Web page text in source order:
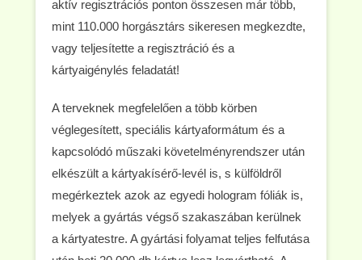
aktív regisztrációs ponton összesen már több,
mint 110.000 horgásztárs sikeresen megkezdte,
vagy teljesítette a regisztráció és a
kártyaigénylés feladatát!
A terveknek megfelelően a több körben
véglegesített, speciális kártyaformátum és a
kapcsolódó műszaki követelményrendszer után
elkészült a kártyakísérő-levél is, s külföldről
megérkeztek azok az egyedi hologram fóliák is,
melyek a gyártás végső szakaszában kerülnek
a kártyatestre. A gyártási folyamat teljes felfutása